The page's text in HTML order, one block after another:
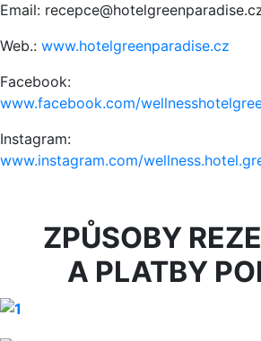
Email:
Web.: www.hotelgreenparadise.cz
Facebook:
www.facebook.com/
Instagram:
www.instagram.com/
ZPŮSOBY
A PLATBY